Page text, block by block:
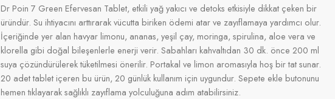
Dr Poin 7 Green Efervesan Tablet, etkili yağ yakıcı ve detoks etkisiyle dikkat çeken bir
üründür. Su ihtiyacını arttırarak vücutta biriken ödemi atar ve zayıflamaya yardımcı olur.
İçeriğinde yer alan havyar limonu, ananas, yeşil çay, moringa, spirulina, aloe vera ve
klorella gibi doğal bileşenlerle enerji verir. Sabahları kahvaltıdan 30 dk. önce 200 ml
suya çözündürülerek tüketilmesi önerilir. Portakal ve limon aromasıyla hoş bir tat sunar.
20 adet tablet içeren bu ürün, 20 günlük kullanım için uygundur. Sepete ekle butonunu
hemen tıklayarak sağlıklı zayıflama yolculuğuna adım atabilirsiniz.